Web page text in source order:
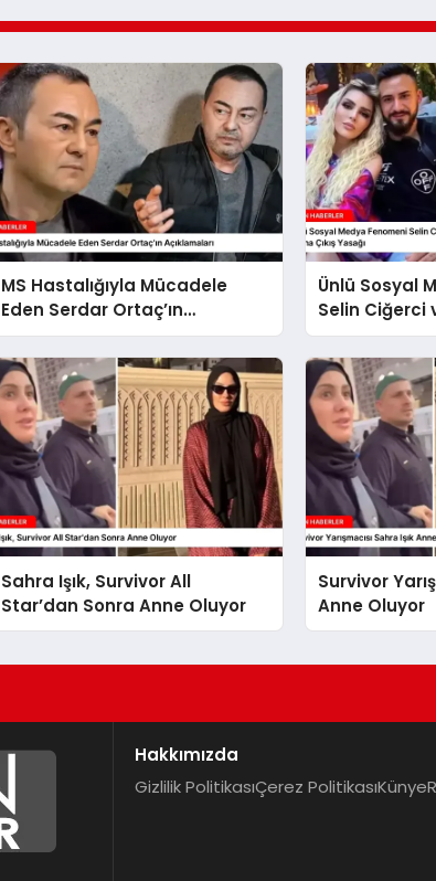
MS Hastalığıyla Mücadele
Eden Serdar Ortaç’ın
Açıklamaları
Ünlü Sosyal
Selin Ciğerci
Gökhan Çıra
Dışına Çıkış
Sahra Işık, Survivor All
Star’dan Sonra Anne Oluyor
Survivor
Anne Oluyor
Hakkımızda
Gizlilik PolitikasıÇerez PolitikasıKünye